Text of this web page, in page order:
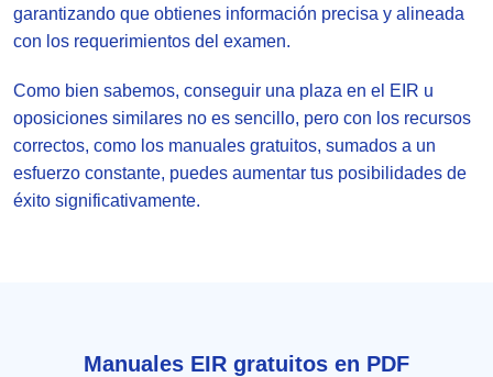
garantizando que obtienes información precisa y alineada
con los requerimientos del examen.
Como bien sabemos, conseguir una plaza en el EIR u
oposiciones similares no es sencillo, pero con los recursos
correctos, como los manuales gratuitos, sumados a un
esfuerzo constante, puedes aumentar tus posibilidades de
éxito significativamente.
Manuales EIR gratuitos en PDF